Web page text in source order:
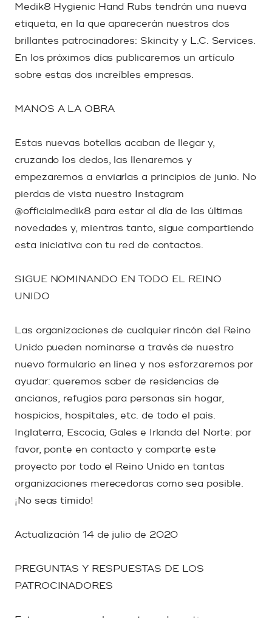
Medik8 Hygienic Hand Rubs tendrán una nueva
etiqueta, en la que aparecerán nuestros dos
brillantes patrocinadores: Skincity y L.C. Services.
En los próximos días publicaremos un artículo
sobre estas dos increíbles empresas.
MANOS A LA OBRA
Estas nuevas botellas acaban de llegar y,
cruzando los dedos, las llenaremos y
empezaremos a enviarlas a principios de junio. No
pierdas de vista nuestro Instagram
@officialmedik8 para estar al día de las últimas
novedades y, mientras tanto, sigue compartiendo
esta iniciativa con tu red de contactos.
SIGUE NOMINANDO EN TODO EL REINO
UNIDO
Las organizaciones de cualquier rincón del Reino
Unido pueden nominarse a través de nuestro
nuevo formulario en línea y nos esforzaremos por
ayudar: queremos saber de residencias de
ancianos, refugios para personas sin hogar,
hospicios, hospitales, etc. de todo el país.
Inglaterra, Escocia, Gales e Irlanda del Norte: por
favor, ponte en contacto y comparte este
proyecto por todo el Reino Unido en tantas
organizaciones merecedoras como sea posible.
¡No seas tímido!
Actualización 14 de julio de 2020
PREGUNTAS Y RESPUESTAS DE LOS
PATROCINADORES